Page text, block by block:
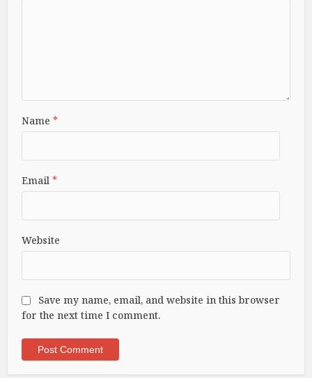
Name*
Email*
Website
Save my name, email, and website in this browser
for the next time I comment.